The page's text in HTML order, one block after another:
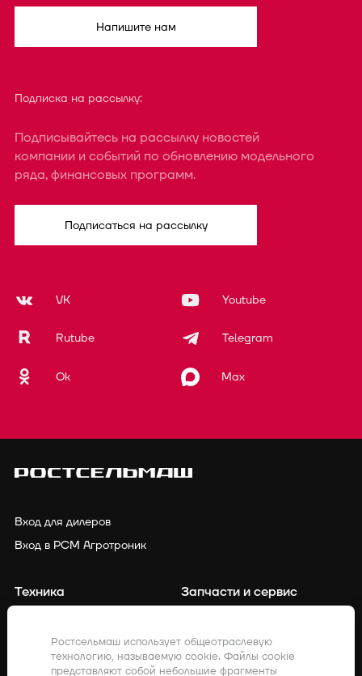
Напишите нам
Подписка на рассылку:
Подписывайтесь на рассылку новостей
компании и событий по обновлению модельного
ряда, финансовых программ.
Подписаться на рассылку
VK Youtube
Rutube Telegram
Ok Max
Вход для дилеров
Вход в РСМ Агротроник
Техника
Точное земледелие
Запчасти и сервис
Клиенты о нас
Ростсельмаш использует общеотраслевую
технологию, называемую cookie. Файлы cookie
представляют собой небольшие фрагменты